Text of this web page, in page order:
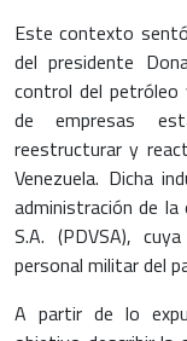
Este contexto
del presidente
control del petróleo
de empresas
reestructurar y
Venezuela. Dicha
administración de
S.A. (PDVSA),
personal militar del
A partir de lo